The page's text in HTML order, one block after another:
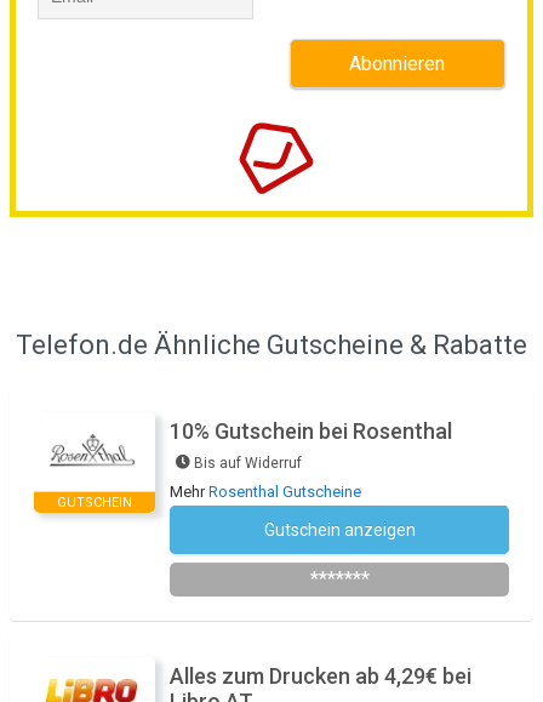
Telefon.de Ähnliche Gutscheine & Rabatte
GUTSCHEIN
10% Gutschein bei Rosenthal
Bis auf Widerruf
MehrRosenthal Gutscheine
Gutschein anzeigen
*******
Alles zum Drucken ab 4,29€ bei